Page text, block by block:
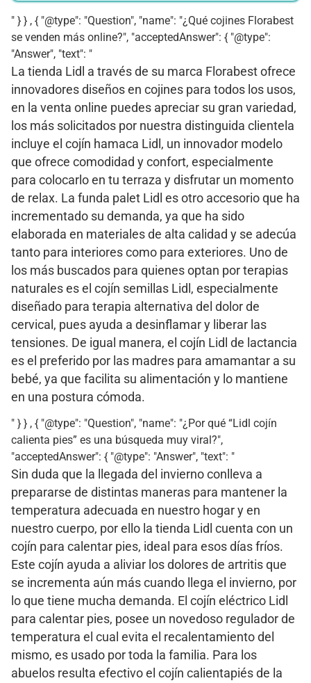
" } } , { "@type": "Question", "name": "¿Qué cojines Florabest
se venden más online?", "acceptedAnswer": { "@type":
"Answer", "text": "
La tienda Lidl a través de su marca Florabest ofrece
innovadores diseños en cojines para todos los usos,
en la venta online puedes apreciar su gran variedad,
los más solicitados por nuestra distinguida clientela
incluye el cojín hamaca Lidl, un innovador modelo
que ofrece comodidad y confort, especialmente
para colocarlo en tu terraza y disfrutar un momento
de relax. La funda palet Lidl es otro accesorio que ha
incrementado su demanda, ya que ha sido
elaborada en materiales de alta calidad y se adecúa
tanto para interiores como para exteriores. Uno de
los más buscados para quienes optan por terapias
naturales es el cojín semillas Lidl, especialmente
diseñado para terapia alternativa del dolor de
cervical, pues ayuda a desinflamar y liberar las
tensiones. De igual manera, el cojín Lidl de lactancia
es el preferido por las madres para amamantar a su
bebé, ya que facilita su alimentación y lo mantiene
en una postura cómoda.
" } } , { "@type": "Question", "name": "¿Por qué “Lidl cojín
calienta pies” es una búsqueda muy viral?",
"acceptedAnswer": { "@type": "Answer", "text": "
Sin duda que la llegada del invierno conlleva a
prepararse de distintas maneras para mantener la
temperatura adecuada en nuestro hogar y en
nuestro cuerpo, por ello la tienda Lidl cuenta con un
cojín para calentar pies, ideal para esos días fríos.
Este cojín ayuda a aliviar los dolores de artritis que
se incrementa aún más cuando llega el invierno, por
lo que tiene mucha demanda. El cojín eléctrico Lidl
para calentar pies, posee un novedoso regulador de
temperatura el cual evita el recalentamiento del
mismo, es usado por toda la familia. Para los
abuelos resulta efectivo el cojín calientapiés de la